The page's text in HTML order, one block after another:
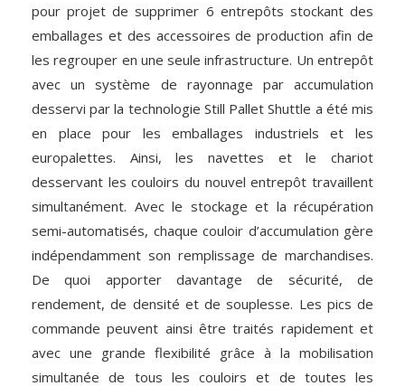
pour projet de supprimer 6 entrepôts stockant des
emballages et des accessoires de production afin de
les regrouper en une seule infrastructure. Un entrepôt
avec un système de rayonnage par accumulation
desservi par la technologie Still Pallet Shuttle a été mis
en place pour les emballages industriels et les
europalettes. Ainsi, les navettes et le chariot
desservant les couloirs du nouvel entrepôt travaillent
simultanément. Avec le stockage et la récupération
semi-automatisés, chaque couloir d’accumulation gère
indépendamment son remplissage de marchandises.
De quoi apporter davantage de sécurité, de
rendement, de densité et de souplesse. Les pics de
commande peuvent ainsi être traités rapidement et
avec une grande flexibilité grâce à la mobilisation
simultanée de tous les couloirs et de toutes les